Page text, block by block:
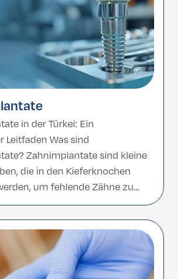
in der Türkei: Ein
Leitfaden Was sind
Zahnimplantate sind kleine
die in den Kieferknochen
um fehlende Zähne zu
wirken wie eine künstliche
werden mit einer Krone
ein natürliches Aussehen und
verleiht. Im
herausnehmbaren Prothesen